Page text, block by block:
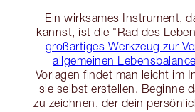
Ein wirksames Instrument,
kannst, ist die "Rad des
großartiges Werkzeug zur
allgemeinen
Vorlagen findet man leicht im
sie selbst erstellen. Beginne
zu zeichnen, der dein